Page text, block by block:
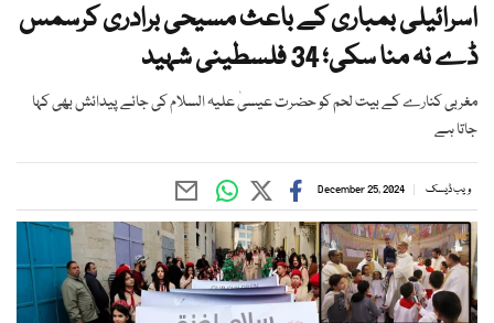
اسرائیلی بمباری کے باعث مسیحی برادری کرسمس
ڈے نہ منا سکی؛ 34 فلسطینی شہید
مغربی کنارے کے بیت لحم کو حضرت عیسیٰ علیہ السلام کی جائے پیدائش بھی کہا
جاتا ہے
ویب ڈیسک December 25, 2024